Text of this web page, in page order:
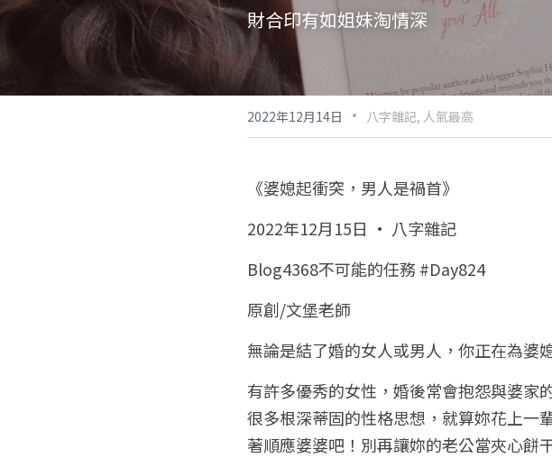
財合印有如姐妹淘情深
2022年12月14日 · 八字雜記, 人氣最高
《婆媳起衝突，男人是禍首》
2022年12月15日 · 八字雜記
Blog4368不可能的任務 #Day824
原創/文堡老師
無論是結了婚的女人或男人，你正在為婆
有許多優秀的女性，婚後常會抱怨與婆家
很多根深蒂固的性格思想，就算妳花上一
著順應婆婆吧！別再讓妳的老公當夾心餅